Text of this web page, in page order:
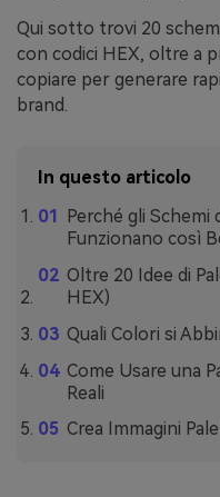
Qui sotto trovi 20
con codici HEX, oltre a
copiare per generare
brand.
In questo articolo
Perché gli Schemi
Funzionano così
Oltre 20 Idee di
HEX)
Quali Colori si
Come Usare una
Reali
Crea Immagini